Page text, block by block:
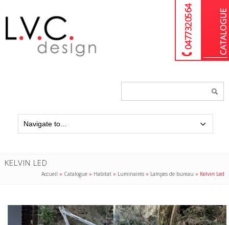
04 77 32 05 64
KELVIN LED
Accueil » Catalogue » Habitat » Luminaires » Lampes de bureau » Kelvin Led